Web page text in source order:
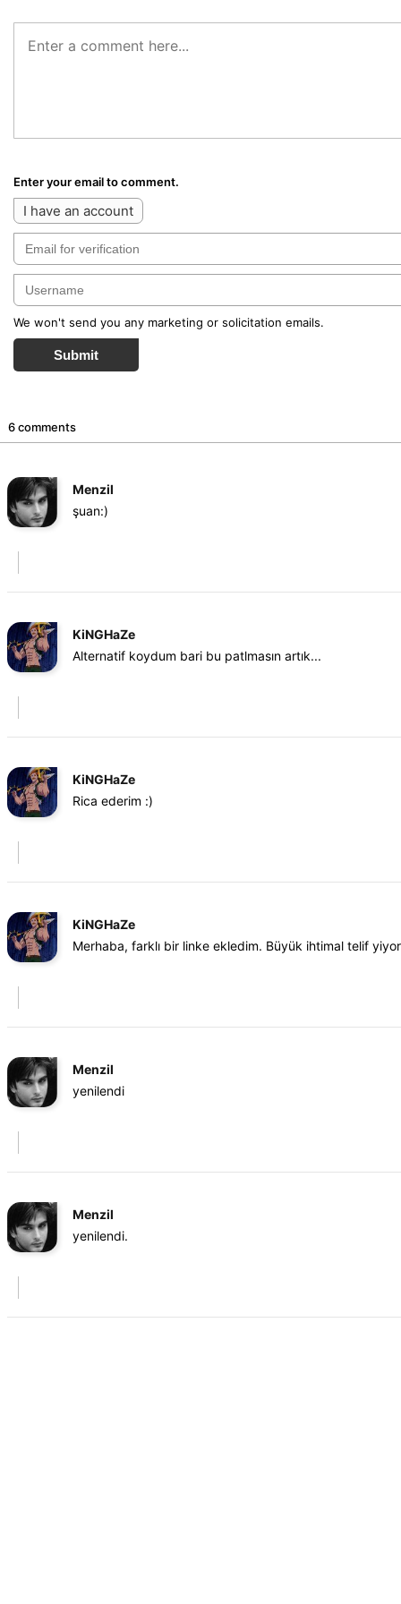
Enter your email to comment.
I have an account
We won't send you any marketing or solicitation emails.
Submit
6 comments
Menzil
şuan:)
KiNGHaZe
Alternatif koydum bari bu patlmasın artık...
KiNGHaZe
Rica ederim :)
KiNGHaZe
Merhaba, farklı bir linke ekledim. Büyük ihtimal telif
Menzil
yenilendi
Menzil
yenilendi.